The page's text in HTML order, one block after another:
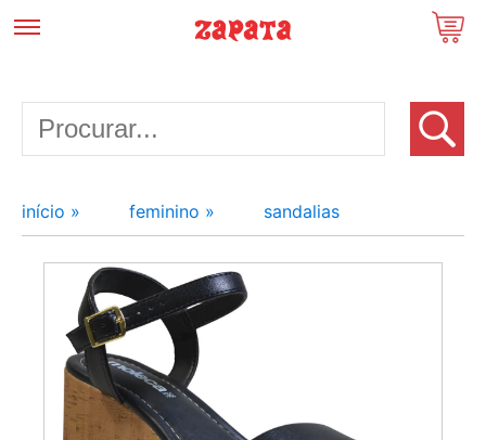
início » feminino » sandalias